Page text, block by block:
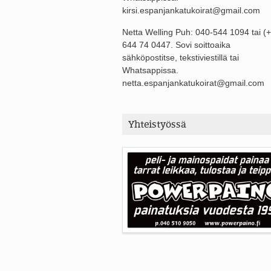
kirsi.espanjankatukoirat@gmail.com
Netta Welling Puh: 040-544 1094 tai
644 74 0447. Sovi soittoaika
sähköpostitse, tekstiviestillä tai
Whatsappissa.
netta.espanjankatukoirat@gmail.com
Yhteistyössä